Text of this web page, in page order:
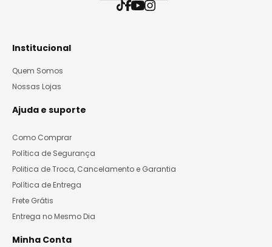
Institucional
Quem Somos
Nossas Lojas
Ajuda e suporte
Como Comprar
Política de Segurança
Politica de Troca, Cancelamento e Garantia
Política de Entrega
Frete Grátis
Entrega no Mesmo Dia
Minha Conta